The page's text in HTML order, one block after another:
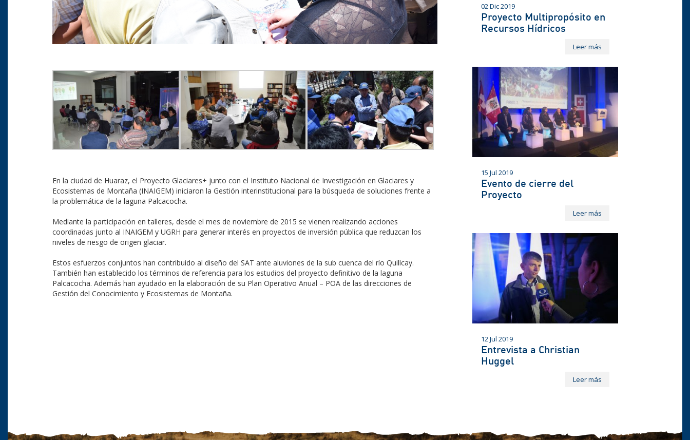
En la ciudad de Huaraz, el Proyecto Glaciares+ junto con el Instituto Nacional de Investigación en Glaciares y
Ecosistemas de Montaña (INAIGEM) iniciaron la Gestión interinstitucional para la búsqueda de soluciones frente a
la problemática de la laguna Palcacocha.
Mediante la participación en talleres, desde el mes de noviembre de 2015 se vienen realizando acciones
coordinadas junto al INAIGEM y UGRH para generar interés en proyectos de inversión pública que reduzcan los
niveles de riesgo de origen glaciar.
Estos esfuerzos conjuntos han contribuido al diseño del SAT ante aluviones de la sub cuenca del río Quillcay.
También han establecido los términos de referencia para los estudios del proyecto definitivo de la laguna
Palcacocha. Además han ayudado en la elaboración de su Plan Operativo Anual – POA de las direcciones de
Gestión del Conocimiento y Ecosistemas de Montaña.
02 Dic 2019
Proyecto Multipropósito en
Recursos Hídricos
Leer más
15 Jul 2019
Evento de cierre del
Proyecto
Leer más
12 Jul 2019
Entrevista a Christian
Huggel
Leer más